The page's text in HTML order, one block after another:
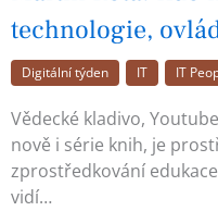
technologie,
Digitální týden IT IT
Vědecké kladivo,
nově i série knih, je
zprostředkování
vidí…